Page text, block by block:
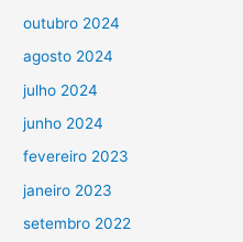
outubro 2024
agosto 2024
julho 2024
junho 2024
fevereiro 2023
janeiro 2023
setembro 2022